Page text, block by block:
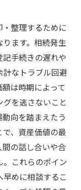
整理するために
ます。相続発生
手続きの遅れや
計なトラブル回避
は時期によって
を逃さないこと
向を踏まえたう
、資産価値の最
の話し合いや合
。これらのポイン
早めに相談するこ